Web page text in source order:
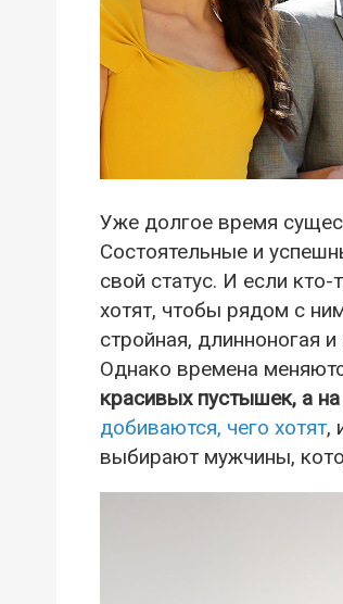
Уже долгое время
Состоятельные и
свой статус. И если
хотят, чтобы рядом с
стройная, длинноногая
Однако времена
красивых пустышек, а
добиваются, чего хотят,
выбирают мужчины,